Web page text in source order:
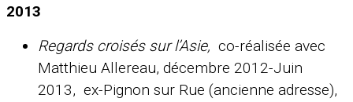
2013
Regards croisés sur l’Asie, co-réalisée avec
Matthieu Allereau, décembre 2012-Juin
2013, ex-Pignon sur Rue (ancienne adresse),